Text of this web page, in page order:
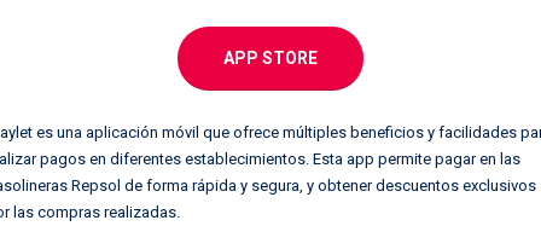
APP STORE
es una aplicación móvil que ofrece múltiples beneficios y facilidades
pagos en diferentes establecimientos. Esta app permite pagar en las
Repsol de forma rápida y segura, y obtener descuentos exclusivos
las compras realizadas.